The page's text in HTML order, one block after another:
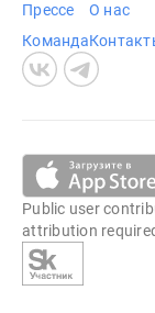
Прессе
Команда
О нас
Public user
attribution